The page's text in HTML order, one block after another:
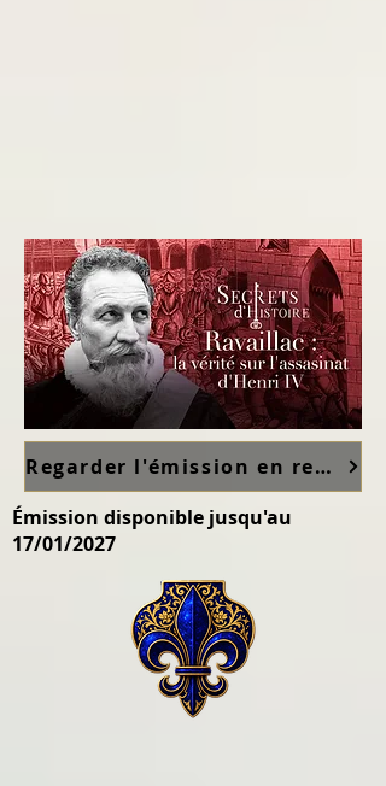
Regarder l'émission en replay sur France TV ici
Émission disponible jusqu'au
17/01/2027